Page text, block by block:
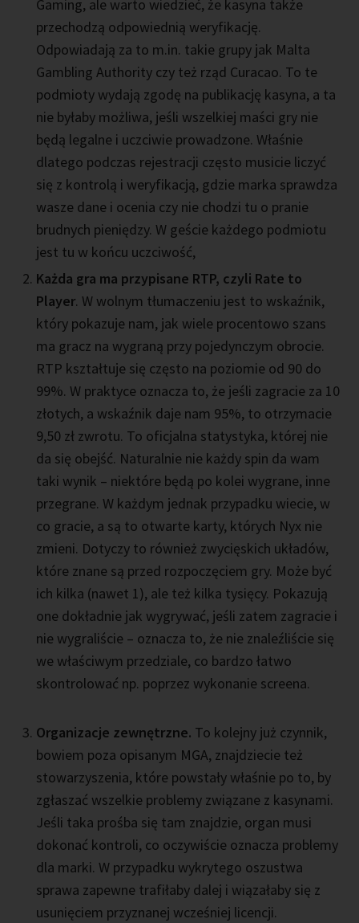
Gaming, ale warto wiedzieć, że kasyna także
przechodzą odpowiednią weryfikację.
Odpowiadają za to m.in. takie grupy jak Malta
Gambling Authority czy też rząd Curacao. To te
podmioty wydają zgodę na publikację kasyna, a ta
nie byłaby możliwa, jeśli wszelkiej maści gry nie
będą legalne i uczciwie prowadzone. Właśnie
dlatego podczas rejestracji często musicie liczyć
się z kontrolą i weryfikacją, gdzie marka sprawdza
wasze dane i ocenia czy nie chodzi tu o pranie
brudnych pieniędzy. W geście każdego podmiotu
jest tu w końcu uczciwość,
Każda gra ma przypisane RTP, czyli Rate to
Player. W wolnym tłumaczeniu jest to wskaźnik,
który pokazuje nam, jak wiele procentowo szans
ma gracz na wygraną przy pojedynczym obrocie.
RTP kształtuje się często na poziomie od 90 do
99%. W praktyce oznacza to, że jeśli zagracie za 10
złotych, a wskaźnik daje nam 95%, to otrzymacie
9,50 zł zwrotu. To oficjalna statystyka, której nie
da się obejść. Naturalnie nie każdy spin da wam
taki wynik – niektóre będą po kolei wygrane, inne
przegrane. W każdym jednak przypadku wiecie, w
co gracie, a są to otwarte karty, których Nyx nie
zmieni. Dotyczy to również zwycięskich układów,
które znane są przed rozpoczęciem gry. Może być
ich kilka (nawet 1), ale też kilka tysięcy. Pokazują
one dokładnie jak wygrywać, jeśli zatem zagracie i
nie wygraliście – oznacza to, że nie znaleźliście się
we właściwym przedziale, co bardzo łatwo
skontrolować np. poprzez wykonanie screena.
Organizacje zewnętrzne. To kolejny już czynnik,
bowiem poza opisanym MGA, znajdziecie też
stowarzyszenia, które powstały właśnie po to, by
zgłaszać wszelkie problemy związane z kasynami.
Jeśli taka prośba się tam znajdzie, organ musi
dokonać kontroli, co oczywiście oznacza problemy
dla marki. W przypadku wykrytego oszustwa
sprawa zapewne trafiłaby dalej i wiązałaby się z
usunięciem przyznanej wcześniej licencji.